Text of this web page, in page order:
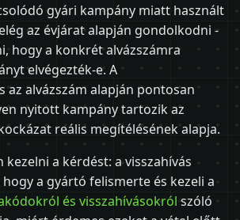
gyári kampány miatt használt
az évjárat alapján gondolkodni -
hogy a konkrét alvázszámra
elvégezték-e. A
az alvázszám alapján pontosan
nyitott kampány tartozik az
reális megítélésének alapja.
a kérdést: a visszahívás
a gyártó felismerte és kezeli a
és visszahívásokrólszóló